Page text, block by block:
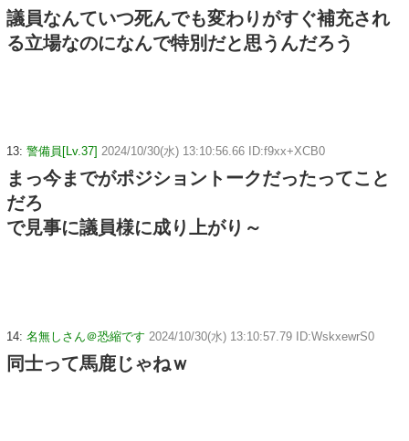
議員なんていつ死んでも変わりがすぐ補充され
る立場なのになんで特別だと思うんだろう
13: 警備員[Lv.37] 2024/10/30(水) 13:10:56.66 ID:f9xx+XCB0
まっ今までがポジショントークだったってこと
だろ
で見事に議員様に成り上がり～
14: 名無しさん＠恐縮です 2024/10/30(水) 13:10:57.79 ID:WskxewrS0
同士って馬鹿じゃねｗ